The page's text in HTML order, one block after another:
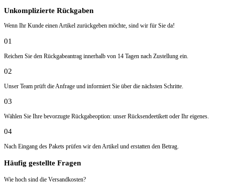
Unkomplizierte Rückgaben
Wenn Ihr Kunde einen Artikel zurückgeben möchte, sind wir für Sie da!
01
Reichen Sie den Rückgabeantrag innerhalb von 14 Tagen nach Zustellung ein.
02
Unser Team prüft die Anfrage und informiert Sie über die nächsten Schritte.
03
Wählen Sie Ihre bevorzugte Rückgabeoption: unser Rücksendeetikett oder Ihr eigenes.
04
Nach Eingang des Pakets prüfen wir den Artikel und erstatten den Betrag.
Häufig gestellte Fragen
Wie hoch sind die Versandkosten?